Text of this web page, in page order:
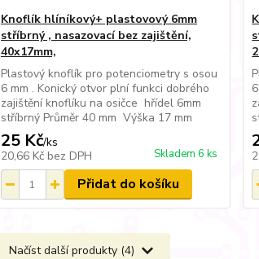
Knoflík hlíníkový+ plastovový 6mm
stříbrný , nasazovací bez zajištění,
40x17mm,
Plastový knoflík pro potenciometry s osou
6 mm . Konický otvor plní funkci dobrého
zajištění knoflíku na osičce hřídel 6mm
stříbrný Průměr 40 mm Výška 17 mm
25 Kč/ks
20,66 Kč bez DPH Skladem 6 ks
Přidat do košíku
Načíst další produkty (4)